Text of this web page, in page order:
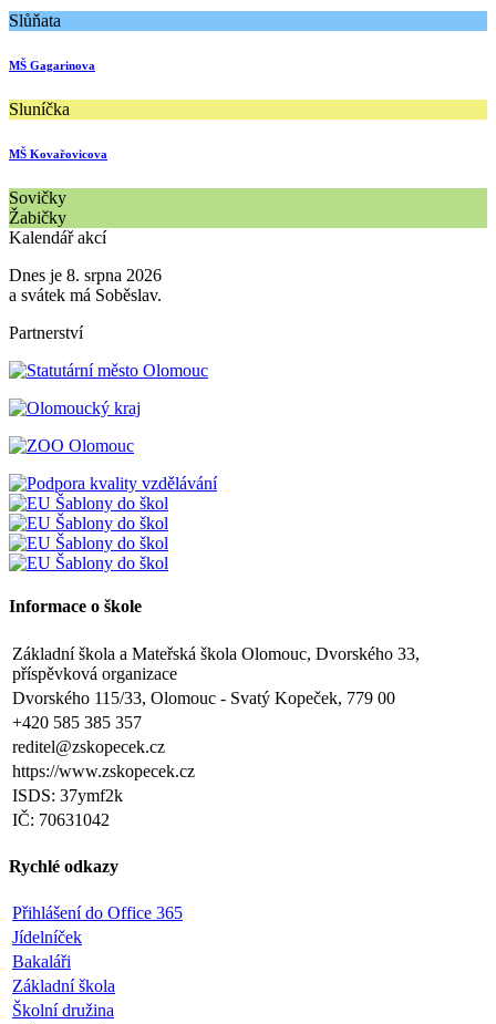
Slůňata
MŠ Gagarinova
Sluníčka
MŠ Kovařovicova
Sovičky
Žabičky
Kalendář akcí
Dnes je 8. srpna 2026
a svátek má Soběslav.
Partnerství
Informace o škole
Základní škola a Mateřská škola Olomouc, Dvorského 33,
příspěvková organizace
Dvorského 115/33, Olomouc - Svatý Kopeček, 779 00
+420 585 385 357
reditel@zskopecek.cz
https://www.zskopecek.cz
ISDS: 37ymf2k
IČ: 70631042
Rychlé odkazy
Přihlášení do Office 365
Jídelníček
Bakaláři
Základní škola
Školní družina